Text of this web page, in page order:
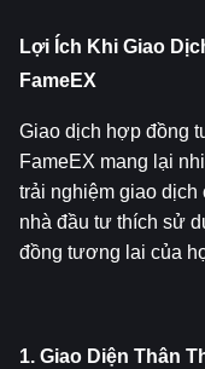
Lợi Ích Khi Giao
FameEX
Giao dịch hợp đồng
FameEX mang lại
trải nghiệm giao
nhà đầu tư thích sử
đồng tương lai của
1. Giao Diện Thân